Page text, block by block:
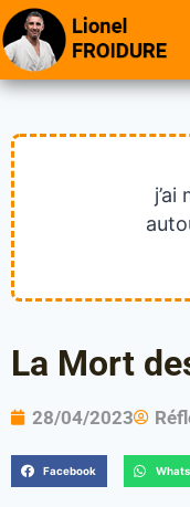
La Mort
28/04/2023
Facebook